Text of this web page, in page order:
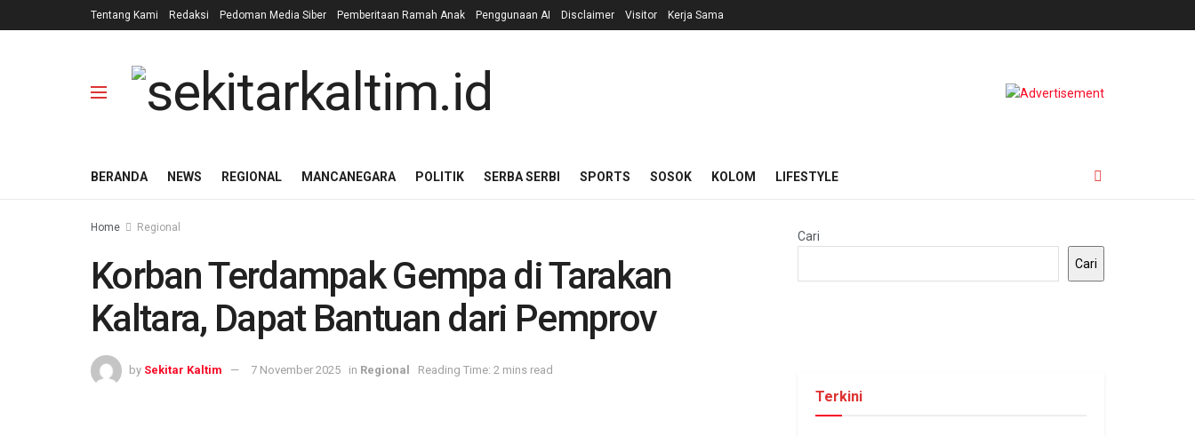
Tentang Kami Redaksi Pedoman Media Siber Pemberitaan Ramah Anak Penggunaan AI Disclaimer Visitor Kerja Sama
BERANDA NEWS REGIONAL MANCANEGARA POLITIK SERBA SERBI SPORTS SOSOK KOLOM LIFESTYLE
Home Regional
Korban Terdampak Gempa di Tarakan
Kaltara, Dapat Bantuan dari Pemprov
by Sekitar Kaltim 7 November 2025 in Regional Reading Time: 2 mins read
Cari
Cari
Terkini